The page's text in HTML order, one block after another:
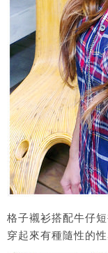
格子襯衫搭配牛仔
穿起來有種隨性的